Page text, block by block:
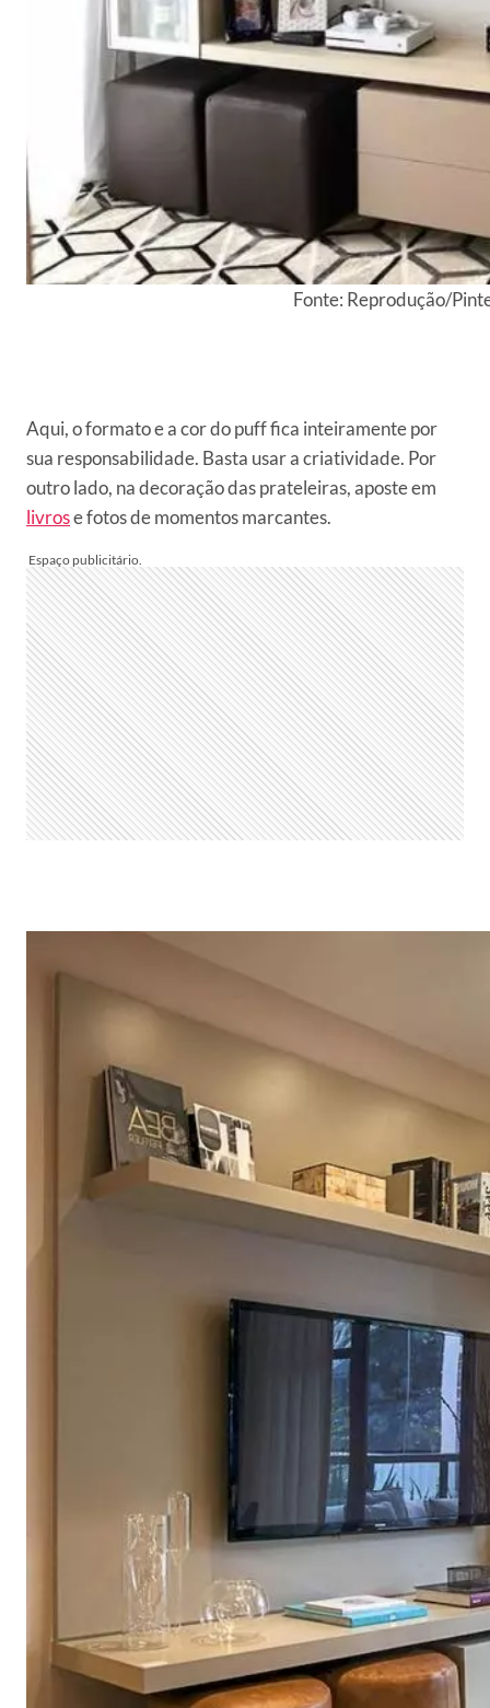
Fonte: Reprodução/
Aqui, o formato e a cor do puff fica inteiramente por
sua responsabilidade. Basta usar a criatividade. Por
outro lado, na decoração das prateleiras, aposte em
livrose fotos de momentos marcantes.